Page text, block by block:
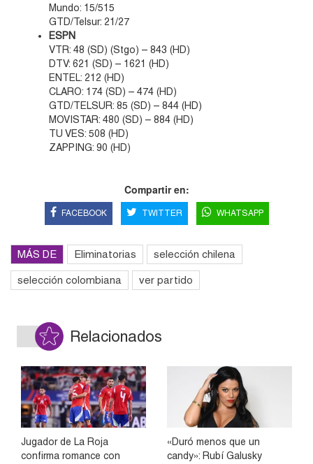
Mundo: 15/515
GTD/Telsur: 21/27
ESPN
VTR: 48 (SD) (Stgo) – 843 (HD)
DTV: 621 (SD) – 1621 (HD)
ENTEL: 212 (HD)
CLARO: 174 (SD) – 474 (HD)
GTD/TELSUR: 85 (SD) – 844 (HD)
MOVISTAR: 480 (SD) – 884 (HD)
TU VES: 508 (HD)
ZAPPING: 90 (HD)
Compartir en:
FACEBOOK TWITTER WHATSAPP
MÁS DE Eliminatorias selección chilena
selección colombiana ver partido
Relacionados
Jugador de La Roja
confirma romance con
«Duró menos que un
candy»: Rubí Galusky